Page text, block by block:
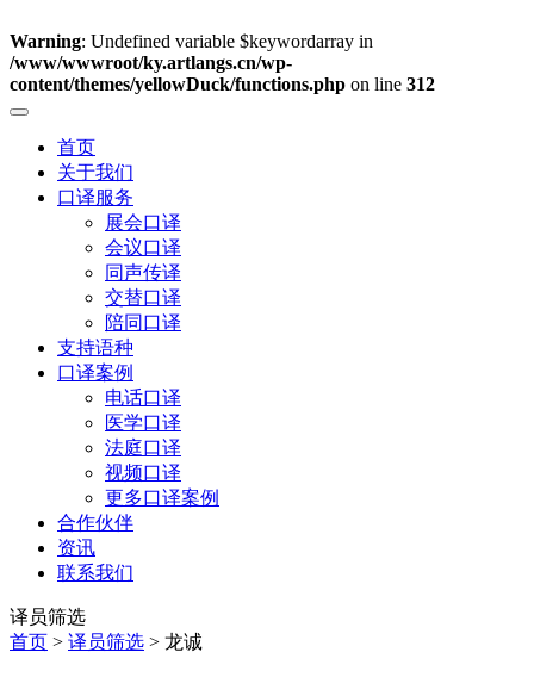
Warning: Undefined variable $keywordarray in
/www/wwwroot/ky.artlangs.cn/wp-
content/themes/yellowDuck/functions.php on line 312
首页
关于我们
口译服务
展会口译
会议口译
同声传译
交替口译
陪同口译
支持语种
口译案例
电话口译
医学口译
法庭口译
视频口译
更多口译案例
合作伙伴
资讯
联系我们
译员筛选
首页 > 译员筛选 > 龙诚